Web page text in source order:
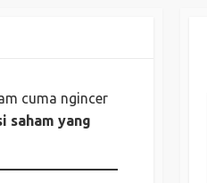
cuma ngincer
saham yang